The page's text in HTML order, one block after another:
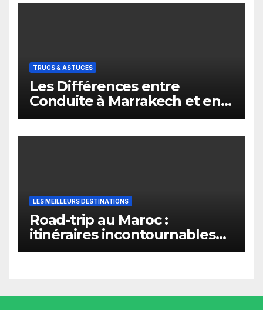
TRUCS & ASTUCES
Les Différences entre
Conduite à Marrakech et en
Europe
LES MEILLEURS DESTINATIONS
Road-trip au Maroc :
itinéraires incontournables
depuis Marrakech